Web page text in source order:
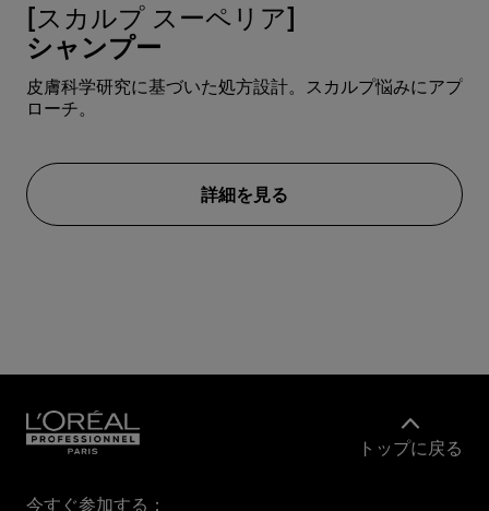
[スカルプ スーペリア]
シャンプー
皮膚科学研究に基づいた処方設計。スカルプ悩みにアプ
ローチ。
詳細を見る
トップに戻る
今すぐ参加する：